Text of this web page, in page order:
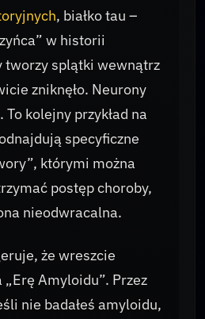
, białko tau –
w historii
tworzy splątki wewnątrz
zniknęło. Neurony
To kolejny przykład na
specyficzne
którymi można
postęp choroby,
nieodwracalna.
że wreszcie
Amyloidu”. Przez
nie badałeś amyloidu,